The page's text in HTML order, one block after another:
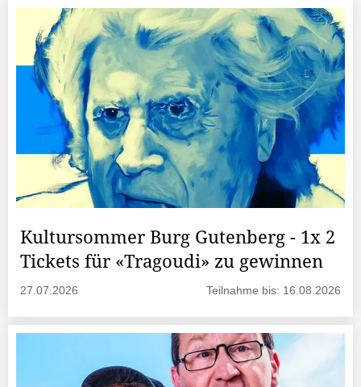
Kultursommer Burg Gutenberg - 1x 2
Tickets für «Tragoudi» zu gewinnen
27.07.2026 Teilnahme bis: 16.08.2026